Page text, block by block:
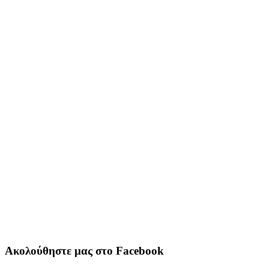
Ακολούθηστε μας στο Facebook